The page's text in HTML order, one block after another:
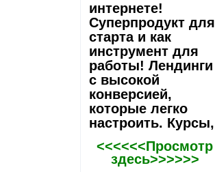
интернете!
Суперпродукт для
старта и как
инструмент для
работы! Лeндинги
с высокой
конверсией,
которые легко
настроить. Курсы,
<<<<<<Просмотр
здесь>>>>>>